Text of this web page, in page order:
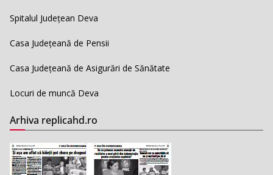
Spitalul Județean Deva
Casa Județeană de Pensii
Casa Județeană de Asigurări de Sănătate
Locuri de muncă Deva
Arhiva replicahd.ro